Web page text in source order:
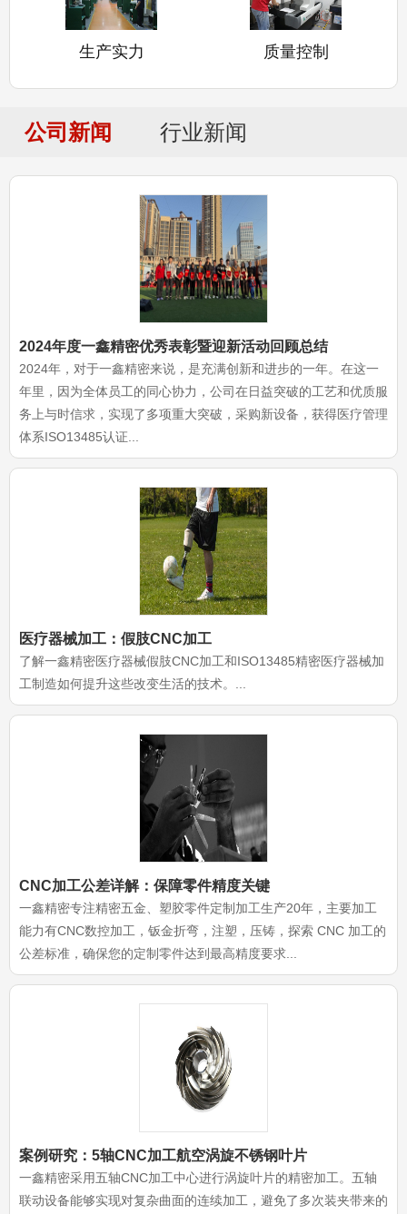
生产实力 质量控制
公司新闻 行业新闻
2024年度一鑫精密优秀表彰暨迎新活动回顾总结
2024年，对于一鑫精密来说，是充满创新和进步的一年。在这一
年里，因为全体员工的同心协力，公司在日益突破的工艺和优质服
务上与时信求，实现了多项重大突破，采购新设备，获得医疗管理
体系ISO13485认证...
医疗器械加工：假肢CNC加工
了解一鑫精密医疗器械假肢CNC加工和ISO13485精密医疗器械加
工制造如何提升这些改变生活的技术。...
CNC加工公差详解：保障零件精度关键
一鑫精密专注精密五金、塑胶零件定制加工生产20年，主要加工
能力有CNC数控加工，钣金折弯，注塑，压铸，探索 CNC 加工的
公差标准，确保您的定制零件达到最高精度要求...
案例研究：5轴CNC加工航空涡旋不锈钢叶片
一鑫精密采用五轴CNC加工中心进行涡旋叶片的精密加工。五轴
联动设备能够实现对复杂曲面的连续加工，避免了多次装夹带来的